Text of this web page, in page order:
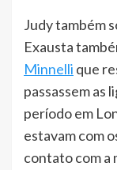
Judy também
Exausta
Minnelli que
passassem as
período em
estavam com
contato com a